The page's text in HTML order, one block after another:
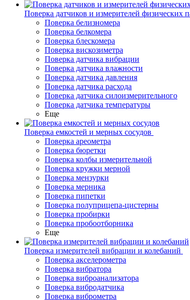
Поверка датчиков и измерителей физических
Поверка белизномера
Поверка белкомера
Поверка блескомера
Поверка вискозиметра
Поверка датчика вибрации
Поверка датчика влажности
Поверка датчика давления
Поверка датчика расхода
Поверка датчика силоизмерительного
Поверка датчика температуры
Еще
Поверка емкостей и мерных сосудов
Поверка ареометра
Поверка бюретки
Поверка колбы измерительной
Поверка кружки мерной
Поверка мензурки
Поверка мерника
Поверка пипетки
Поверка полуприцепа-цистерны
Поверка пробирки
Поверка пробоотборника
Еще
Поверка измерителей вибрации и колебаний
Поверка акселерометра
Поверка вибратора
Поверка виброанализатора
Поверка вибродатчика
Поверка виброметра